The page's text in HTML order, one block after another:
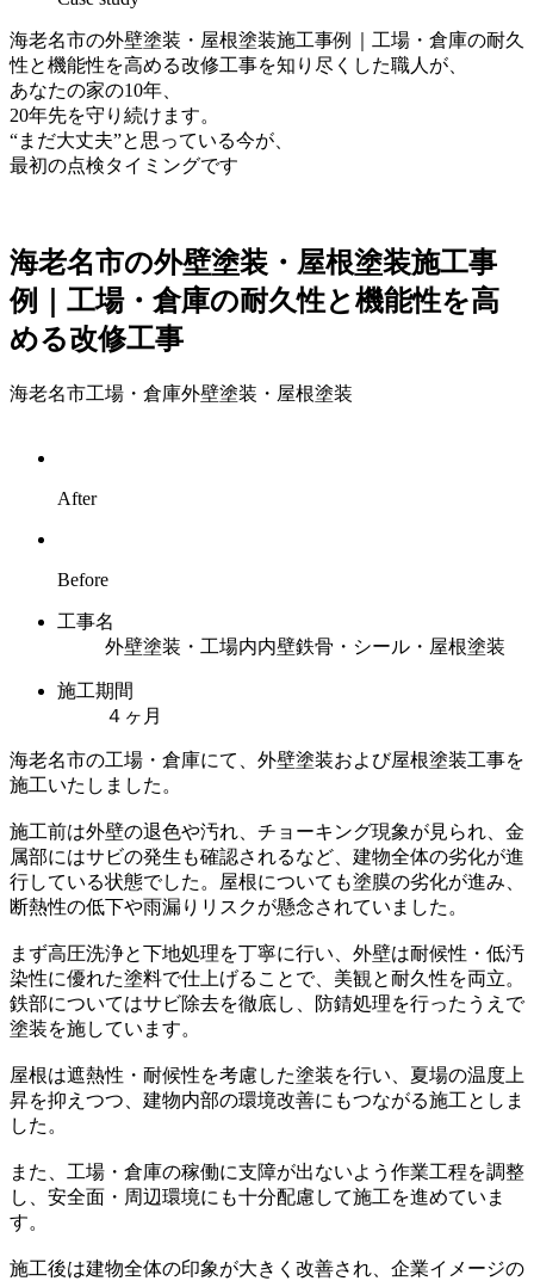
海老名市の外壁塗装・屋根塗装施工事例｜工場・倉庫の耐久
性と機能性を高める改修工事を知り尽くした職人が、
あなたの家の10年、
20年先を守り続けます。
“まだ大丈夫”と思っている今が、
最初の点検タイミングです
海老名市の外壁塗装・屋根塗装施工事
例｜工場・倉庫の耐久性と機能性を高
める改修工事
海老名市工場・倉庫外壁塗装・屋根塗装
After
Before
工事名
外壁塗装・工場内内壁鉄骨・シール・屋根塗装
施工期間
４ヶ月
海老名市の工場・倉庫にて、外壁塗装および屋根塗装工事を
施工いたしました。
施工前は外壁の退色や汚れ、チョーキング現象が見られ、金
属部にはサビの発生も確認されるなど、建物全体の劣化が進
行している状態でした。屋根についても塗膜の劣化が進み、
断熱性の低下や雨漏りリスクが懸念されていました。
まず高圧洗浄と下地処理を丁寧に行い、外壁は耐候性・低汚
染性に優れた塗料で仕上げることで、美観と耐久性を両立。
鉄部についてはサビ除去を徹底し、防錆処理を行ったうえで
塗装を施しています。
屋根は遮熱性・耐候性を考慮した塗装を行い、夏場の温度上
昇を抑えつつ、建物内部の環境改善にもつながる施工としま
した。
また、工場・倉庫の稼働に支障が出ないよう作業工程を調整
し、安全面・周辺環境にも十分配慮して施工を進めていま
す。
施工後は建物全体の印象が大きく改善され、企業イメージの